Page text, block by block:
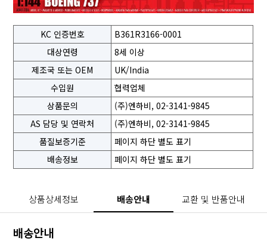
KC 인증번호
B361R3166-0001
대상연령
8세 이상
제조국 또는 OEM
UK/India
수입원
협력업체
상품문의
(주)엔하비, 02-3141-9845
AS 담당 및 연락처
(주)엔하비, 02-3141-9845
품질보증기준
페이지 하단 별도 표기
배송정보
페이지 하단 별도 표기
상품상세정보 배송안내 교환 및 반품안내
배송안내